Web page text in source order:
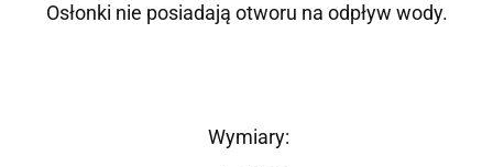
Osłonki nie posiadają otworu na odpływ wody.
Wymiary: